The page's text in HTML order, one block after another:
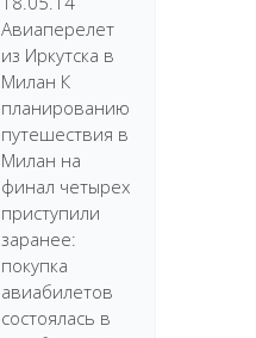
Авиаперелет
из Иркутска в
Милан К
планированию
путешествия в
Милан на
финал четырех
приступили
заранее:
покупка
авиабилетов
состоялась в